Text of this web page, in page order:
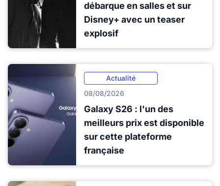
débarque en salles et sur
Disney+ avec un teaser
explosif
Actualité
08/08/2026
Galaxy S26 : l'un des
meilleurs prix est disponible
sur cette plateforme
française